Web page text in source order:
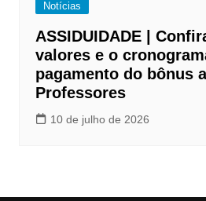
Notícias
ASSIDUIDADE |
valores e o
pagamento do bônus
Professores
10 de julho de 2026